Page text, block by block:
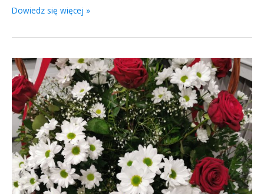
Dowiedz się więcej »
Zmarli
kolejni
bohaterowie
polskiej
wolności